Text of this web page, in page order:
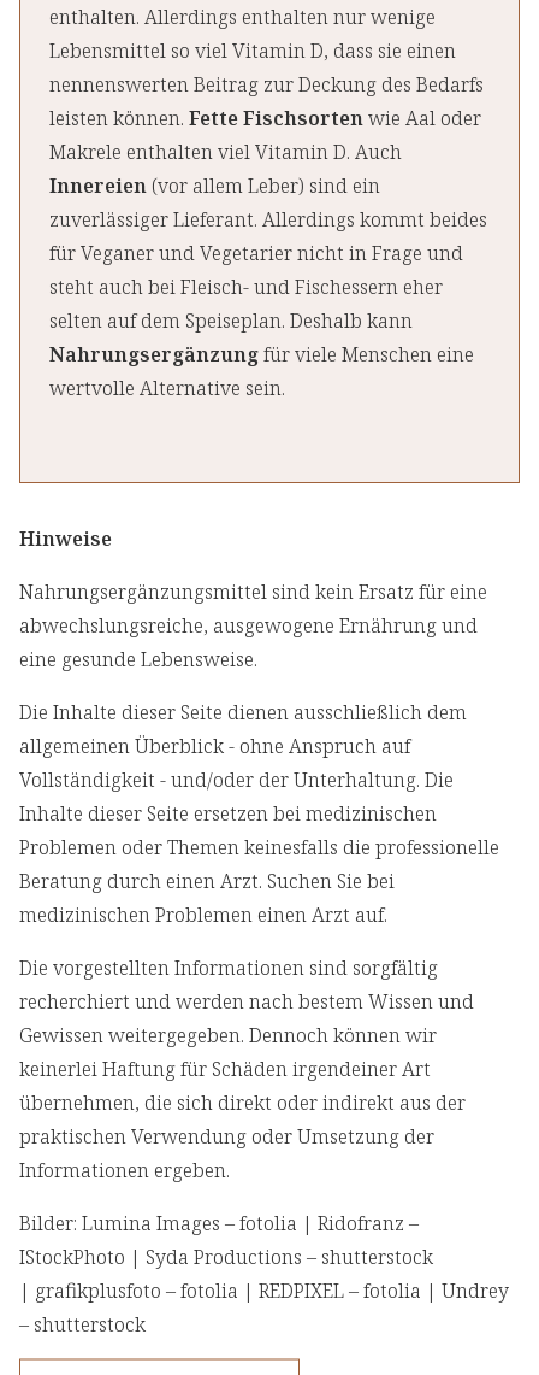
enthalten. Allerdings enthalten nur wenige
Lebensmittel so viel Vitamin D, dass sie einen
nennenswerten Beitrag zur Deckung des Bedarfs
leisten können. Fette Fischsortenwie Aal oder
Makrele enthalten viel Vitamin D. Auch
Innereien (vor allem Leber) sind ein
zuverlässiger Lieferant. Allerdings kommt beides
für Veganer und Vegetarier nicht in Frage und
steht auch bei Fleisch- und Fischessern eher
selten auf dem Speiseplan. Deshalb kann
Nahrungsergänzungfür viele Menschen eine
wertvolle Alternative sein.
Hinweise
Nahrungsergänzungsmittel sind kein Ersatz für eine
abwechslungsreiche, ausgewogene Ernährung und
eine gesunde Lebensweise.
Die Inhalte dieser Seite dienen ausschließlich dem
allgemeinen Überblick - ohne Anspruch auf
Vollständigkeit - und/oder der Unterhaltung. Die
Inhalte dieser Seite ersetzen bei medizinischen
Problemen oder Themen keinesfalls die professionelle
Beratung durch einen Arzt. Suchen Sie bei
medizinischen Problemen einen Arzt auf.
Die vorgestellten Informationen sind sorgfältig
recherchiert und werden nach bestem Wissen und
Gewissen weitergegeben. Dennoch können wir
keinerlei Haftung für Schäden irgendeiner Art
übernehmen, die sich direkt oder indirekt aus der
praktischen Verwendung oder Umsetzung der
Informationen ergeben.
Bilder: Lumina Images – fotolia | Ridofranz –
IStockPhoto | Syda Productions – shutterstock
| grafikplusfoto – fotolia | REDPIXEL – fotolia | Undrey
– shutterstock